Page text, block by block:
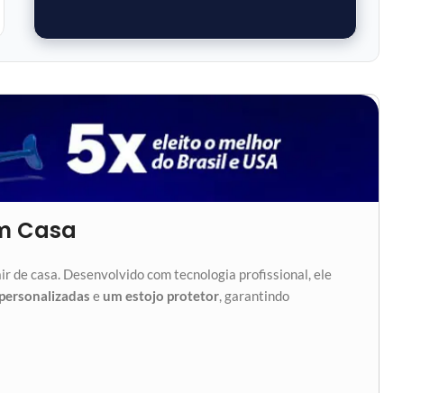
Casa
de casa. Desenvolvido com tecnologia profissional, ele
eum estojo protetor, garantindo